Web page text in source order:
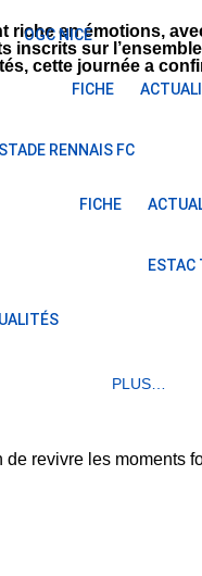
OGC NICE
FICHE
STADE RENNAIS FC
FICHE
ESTAC
PLUS…
riche en émotions,
inscrits sur
cette journée a
revivre les moments